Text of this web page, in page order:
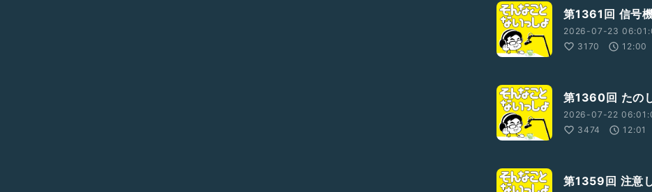
第1361回 信号
2026-07-23
3170
12:00
第1360回 たの
2026-07-22
3474
12:01
第1359回 注意